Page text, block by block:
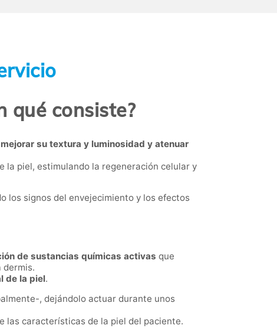
qué consiste?
su textura y luminosidad y atenuar
la piel, estimulando la regeneración celular y
los signos del envejecimiento y los efectos
de sustancias químicas activas que
dermis.
de la piel.
, dejándolo actuar durante unos
las características de la piel del paciente.